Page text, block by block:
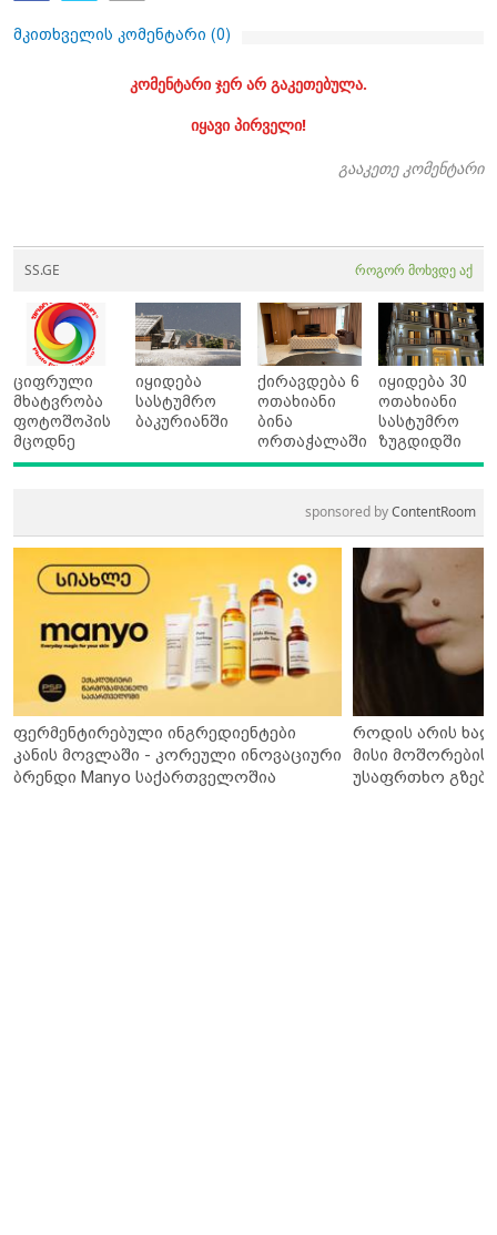
მკითხველის კომენტარი (0)
კომენტარი ჯერ არ გაკეთებულა.
იყავი პირველი!
გააკეთე კომენტარი
SS.GE როგორ მოხვდე აქ
ციფრული
მხატვრობა
ფოტოშოპის
მცოდნე
იყიდება
სასტუმრო
ბაკურიანში
ქირავდება 6
ოთახიანი
ბინა
ორთაჭალაში
იყიდება 30
ოთახიანი
სასტუმრო
ზუგდიდში
sponsored byContentRoom
ფერმენტირებული ინგრედიენტები
კანის მოვლაში - კორეული ინოვაციური
ბრენდი Manyo საქართველოშია
როდის არის
მისი მოშორების
უსაფრთხო გზები